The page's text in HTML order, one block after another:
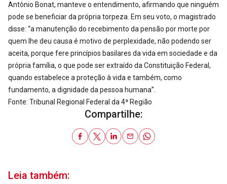
Antônio Bonat, manteve o entendimento, afirmando que ninguém
pode se beneficiar da própria torpeza. Em seu voto, o magistrado
disse: “a manutenção do recebimento da pensão por morte por
quem lhe deu causa é motivo de perplexidade, não podendo ser
aceita, porque fere princípios basilares da vida em sociedade e da
própria família, o que pode ser extraído da Constituição Federal,
quando estabelece a proteção à vida e também, como
fundamento, a dignidade da pessoa humana”.
Fonte: Tribunal Regional Federal da 4ª Região
Compartilhe:
Leia também: